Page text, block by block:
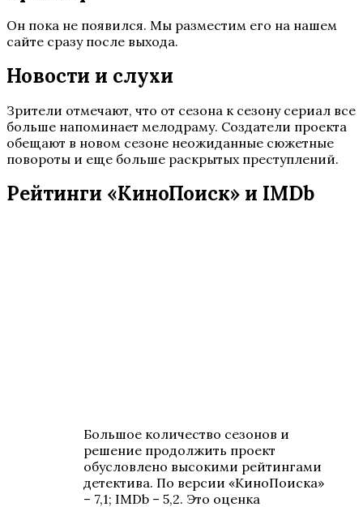
Он пока не появился. Мы разместим его на нашем
сайте сразу после выхода.
Новости и слухи
Зрители отмечают, что от сезона к сезону сериал все
больше напоминает мелодраму. Создатели проекта
обещают в новом сезоне неожиданные сюжетные
повороты и еще больше раскрытых преступлений.
Рейтинги «КиноПоиск» и IMDb
Большое количество сезонов и
решение продолжить проект
обусловлено высокими рейтингами
детектива. По версии «КиноПоиска»
– 7,1; IMDb – 5,2. Это оценка